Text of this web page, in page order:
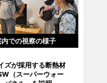
での視察の様子
ズが採用する断熱材
（スーパーウォー